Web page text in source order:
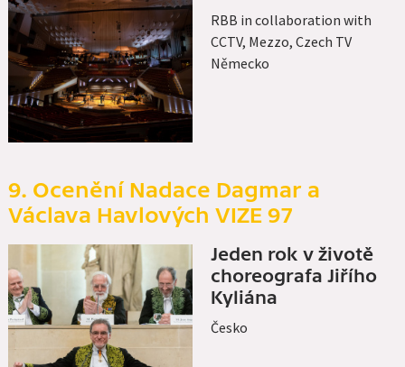
RBB in collaboration with
CCTV, Mezzo, Czech TV
Německo
9. Ocenění Nadace Dagmar a
Václava Havlových VIZE 97
Jeden rok v životě
choreografa Jiřího
Kyliána
Česko